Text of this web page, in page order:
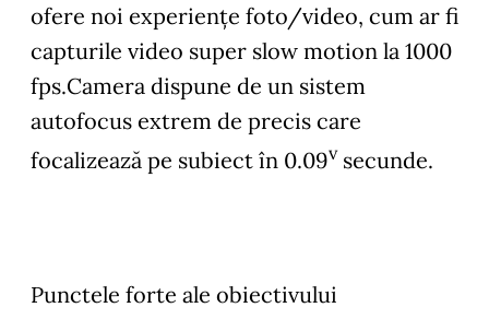
ofere noi experiențe foto/video, cum ar fi
capturile video super slow motion la 1000
fps.Camera dispune de un sistem
autofocus extrem de precis care
focalizează pe subiect în 0.09vsecunde.
Punctele forte ale obiectivului